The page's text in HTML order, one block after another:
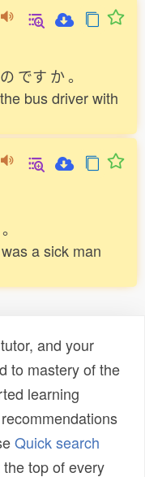
の です か。
bus driver with
。
a sick man
and your
to mastery of the
learning
Quick search
the top of every